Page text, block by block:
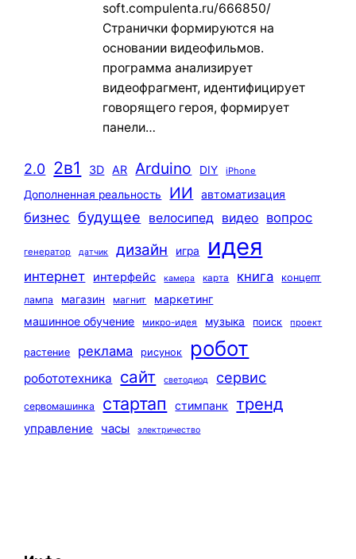
soft.compulenta.ru/666850/
Странички формируются на
основании видеофильмов.
программа анализирует
видеофрагмент, идентифицирует
говорящего героя, формирует
панели…
2.0 2в1 3D AR Arduino DIY iPhone
Дополненная реальность ИИ автоматизация
бизнес будущее велосипед видео вопрос
генератор датчик дизайн игра идея
интернет интерфейс камера карта книга
концепт
лампа
магазин магнит
маркетинг
машинное обучение
микро-идея музыка поиск проект
растение реклама рисунок робот
робототехника сайт светодиод сервис
сервомашинка стартап стимпанк тренд
управление часы электричество